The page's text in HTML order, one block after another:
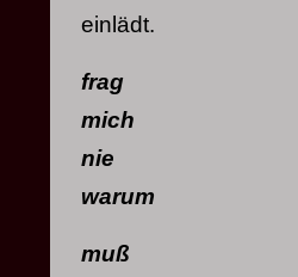
einlädt.
frag
mich
nie
warum
muß